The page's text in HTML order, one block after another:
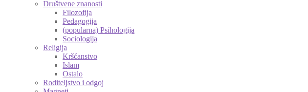
Društvene znanosti
Filozofija
Pedagogija
(popularna) Psihologija
Sociologija
Religija
Kršćanstvo
Islam
Ostalo
Roditeljstvo i odgoj